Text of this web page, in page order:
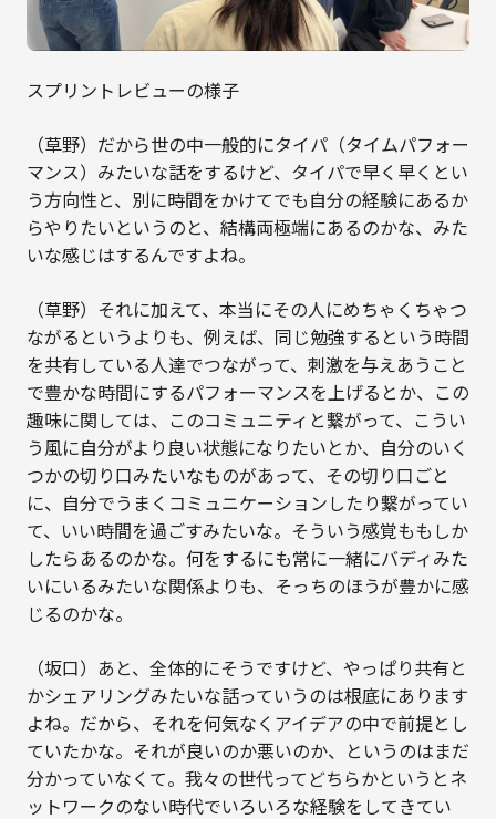
スプリントレビューの様子
（草野）だから世の中一般的にタイパ（タイムパフォー
マンス）みたいな話をするけど、タイパで早く早くとい
う方向性と、別に時間をかけてでも自分の経験にあるか
らやりたいというのと、結構両極端にあるのかな、みた
いな感じはするんですよね。
（草野）それに加えて、本当にその人にめちゃくちゃつ
ながるというよりも、例えば、同じ勉強するという時間
を共有している人達でつながって、刺激を与えあうこと
で豊かな時間にするパフォーマンスを上げるとか、この
趣味に関しては、このコミュニティと繋がって、こうい
う風に自分がより良い状態になりたいとか、自分のいく
つかの切り口みたいなものがあって、その切り口ごと
に、自分でうまくコミュニケーションしたり繋がってい
て、いい時間を過ごすみたいな。そういう感覚ももしか
したらあるのかな。何をするにも常に一緒にバディみた
いにいるみたいな関係よりも、そっちのほうが豊かに感
じるのかな。
（坂口）あと、全体的にそうですけど、やっぱり共有と
かシェアリングみたいな話っていうのは根底にあります
よね。だから、それを何気なくアイデアの中で前提とし
ていたかな。それが良いのか悪いのか、というのはまだ
分かっていなくて。我々の世代ってどちらかというとネ
ットワークのない時代でいろいろな経験をしてきてい